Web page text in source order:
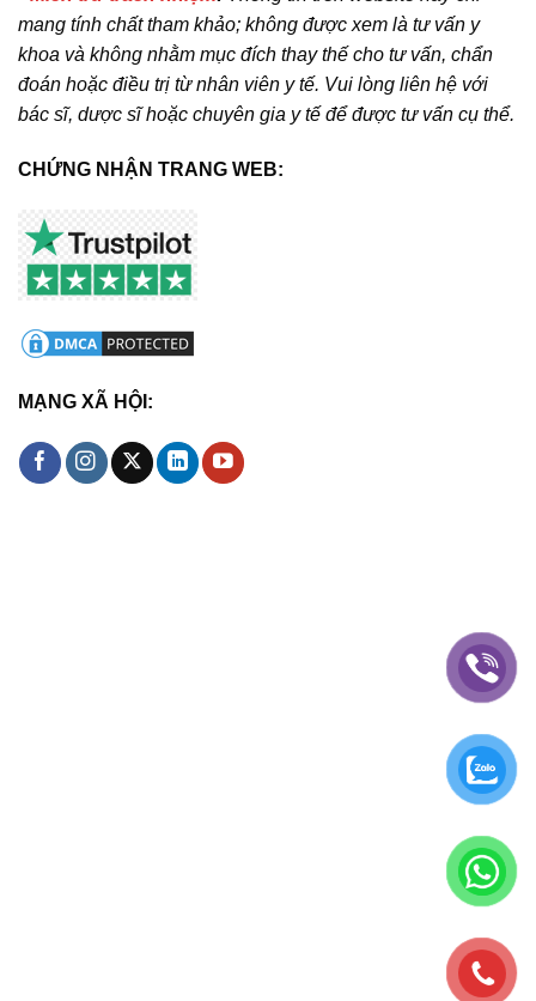
mang tính chất tham khảo; không được xem là tư vấn y
khoa và không nhằm mục đích thay thế cho tư vấn, chẩn
đoán hoặc điều trị từ nhân viên y tế. Vui lòng liên hệ với
bác sĩ, dược sĩ hoặc chuyên gia y tế để được tư vấn cụ thể.
CHỨNG NHẬN TRANG WEB:
MẠNG XÃ HỘI: